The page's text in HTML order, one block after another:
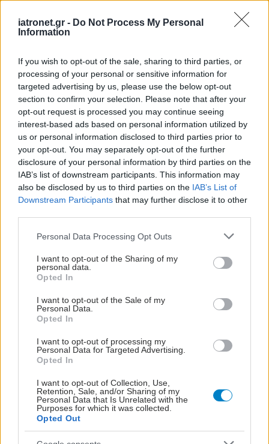
iatronet.gr - Do Not Process My Personal
Information
If you wish to opt-out of the sale, sharing to third parties, or
processing of your personal or sensitive information for
targeted advertising by us, please use the below opt-out
section to confirm your selection. Please note that after your
opt-out request is processed you may continue seeing
interest-based ads based on personal information utilized by
us or personal information disclosed to third parties prior to
your opt-out. You may separately opt-out of the further
disclosure of your personal information by third parties on the
IAB’s list of downstream participants. This information may
also be disclosed by us to third parties on the IAB’s List of
Downstream Participants that may further disclose it to other
Please note that this website/app uses one or more Google
not limited to your visit or usage behaviour. You may click to
grant or deny consent to Google and its third-party tags to
use your data for below specified purposes in below Google
consent section.
Personal Data Processing Opt Outs
I want to opt-out of the Sharing of my
personal data.
Opted In
I want to opt-out of the Sale of my
Personal Data.
Opted In
I want to opt-out of processing my
Personal Data for Targeted Advertising.
Opted In
I want to opt-out of Collection, Use,
Retention, Sale, and/or Sharing of my
Personal Data that Is Unrelated with the
Purposes for which it was collected.
Opted Out
ΔΙΑΒΑΣΤΕ ΑΚΟΜΑ
Υπάρχει τελικά ''δίαιτα
θυρεοειδούς'';
Διατροφή με
υποθυρεοειδισμό: Τι να
τρώτε και τι να
αποφεύγετε
θυρεοειδούς και οι
τροφές που πρέπει να
καρδιαγγειακό κίνδυνο
στον υποκλινικό
Όζος στο θυρεοειδή: